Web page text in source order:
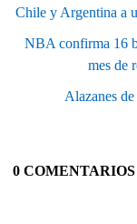
Chile y Argentina a
NBA confirma 16
mes de
Alazanes
0 COMENTARIOS